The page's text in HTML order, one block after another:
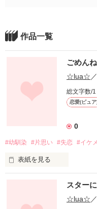
作品一覧
ごめん
☆lua☆
総文字数/1
恋愛(ピュア
0
#幼馴染 #片思い #失恋 #イケ
表紙を見る
ずっと君だけを見てきた
スター
☆lua☆